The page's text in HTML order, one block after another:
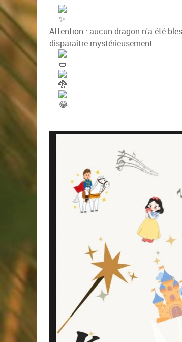
Attention : aucun dragon n'a été
disparaître mystérieusement...